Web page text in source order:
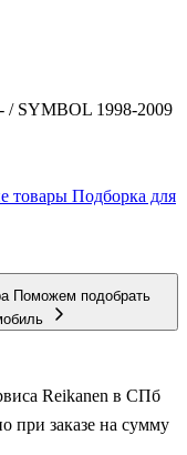
/ SYMBOL 1998-2009
товары Подборка для
Поможем подобрать
Reikanen в СПб
при заказе на сумму